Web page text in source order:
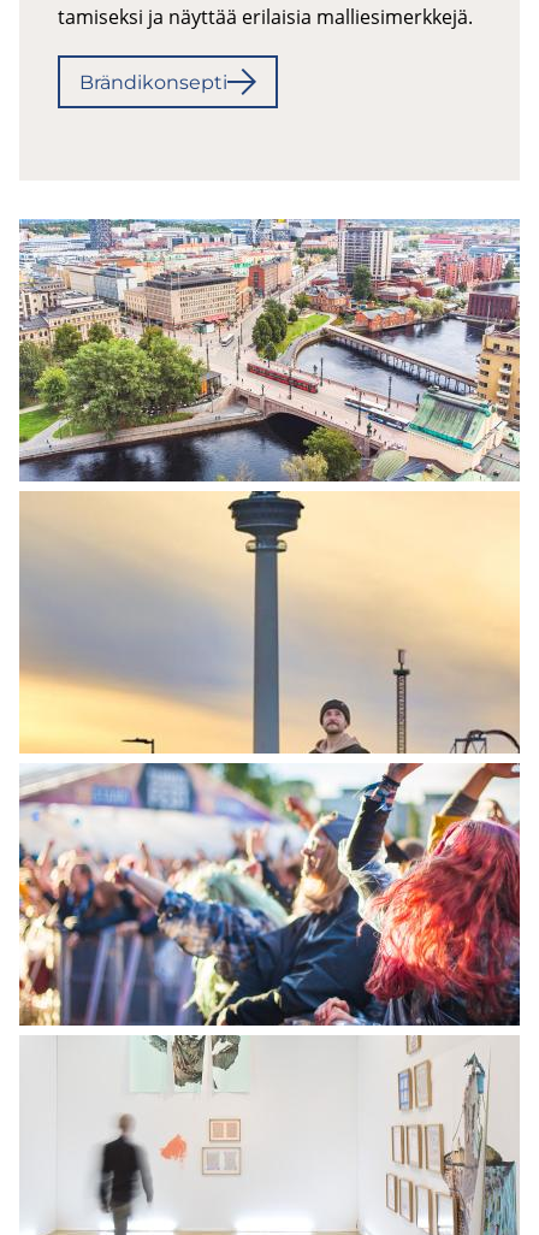
ta­mi­sek­si ja näyt­tää eri­lai­sia mal­lie­si­merk­ke­jä.
Brän­di­kon­sep­ti